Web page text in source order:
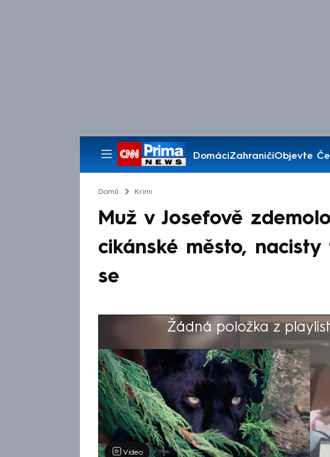
DomácíZahraničíObjevte
Pořady
Domů Krimi
Muž v Josefově
cikánské město,
se
Žádná položka z
Výběr redakce
Video